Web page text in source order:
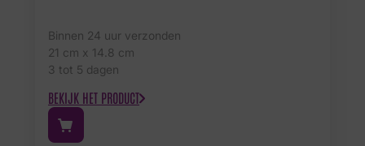
Binnen 24 uur verzonden
21 cm x 14.8 cm
3 tot 5 dagen
BEKIJK HET PRODUCT